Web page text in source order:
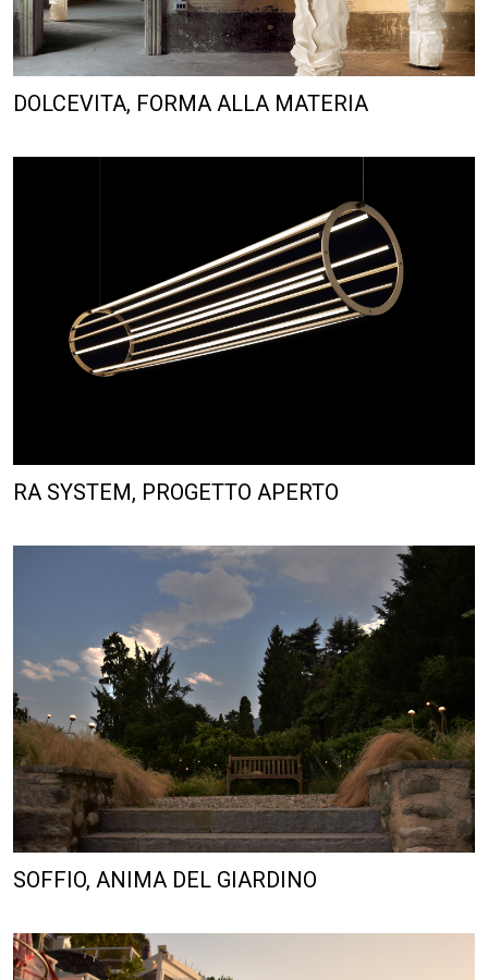
DOLCEVITA, FORMA ALLA MATERIA
SOFFIO, ANIMA DEL GIARDINO